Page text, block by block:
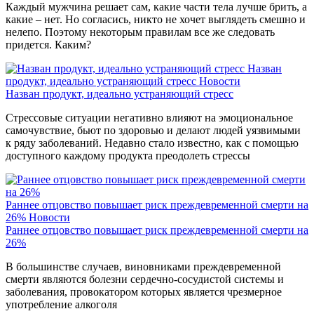
Каждый мужчина решает сам, какие части тела лучше брить, а
какие – нет. Но согласись, никто не хочет выглядеть смешно и
нелепо. Поэтому некоторым правилам все же следовать
придется. Каким?
Назван
продукт, идеально устраняющий стресс Новости
Назван продукт, идеально устраняющий стресс
Стрессовые ситуации негативно влияют на эмоциональное
самочувствие, бьют по здоровью и делают людей уязвимыми
к ряду заболеваний. Недавно стало известно, как с помощью
доступного каждому продукта преодолеть стрессы
Раннее отцовство повышает риск преждевременной смерти на
26% Новости
Раннее отцовство повышает риск преждевременной смерти на
26%
В большинстве случаев, виновниками преждевременной
смерти являются болезни сердечно-сосудистой системы и
заболевания, провокатором которых является чрезмерное
употребление алкоголя